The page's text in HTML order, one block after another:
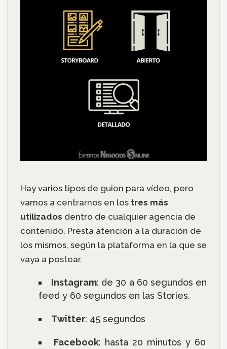
Hay varios tipos de guion para vídeo, pero
vamos a centrarnos en los tres más
utilizados dentro de cualquier agencia de
contenido. Presta atención a la duración de
los mismos, según la plataforma en la que se
vaya a postear.
Instagram: de 30 a 60 segundos en
feed y 60 segundos en las Stories.
Twitter: 45 segundos
Facebook: hasta 20 minutos y 60